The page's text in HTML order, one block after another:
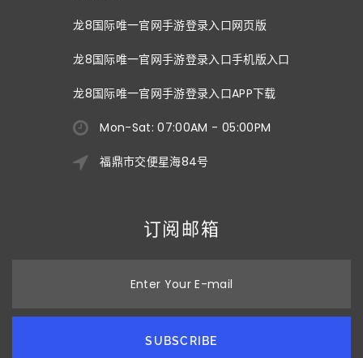
龙8国际唯一官网手游登录入口网页版
龙8国际唯一官网手游登录入口手机版入口
龙8国际唯一官网手游登录入口APP下载
Mon-Sat: 07:00AM - 05:00PM
福鼎市交便星海84号
订阅邮箱
Enter Your E-mail
SUBSCRIBE